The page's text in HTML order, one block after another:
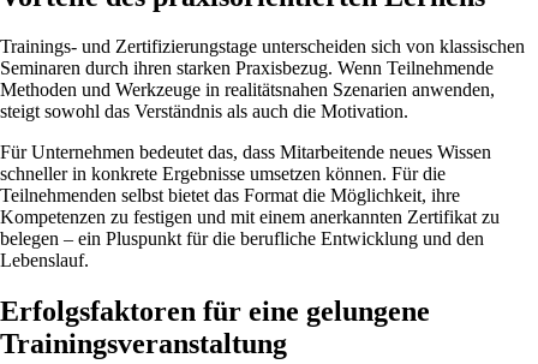
Trainings- und Zertifizierungstage unterscheiden sich von klassischen
Seminaren durch ihren starken Praxisbezug. Wenn Teilnehmende
Methoden und Werkzeuge in realitätsnahen Szenarien anwenden,
steigt sowohl das Verständnis als auch die Motivation.
Für Unternehmen bedeutet das, dass Mitarbeitende neues Wissen
schneller in konkrete Ergebnisse umsetzen können. Für die
Teilnehmenden selbst bietet das Format die Möglichkeit, ihre
Kompetenzen zu festigen und mit einem anerkannten Zertifikat zu
belegen – ein Pluspunkt für die berufliche Entwicklung und den
Lebenslauf.
Erfolgsfaktoren für eine gelungene
Trainingsveranstaltung